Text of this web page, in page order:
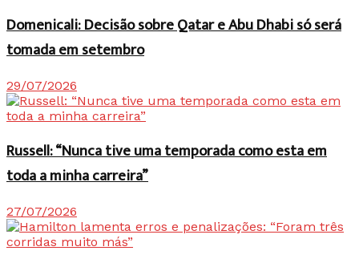
Domenicali: Decisão sobre Qatar e Abu Dhabi só será
tomada em setembro
29/07/2026
Russell: “Nunca tive uma temporada como esta em
toda a minha carreira”
27/07/2026